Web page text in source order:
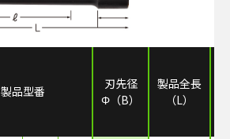
製品型番
刃先径
Φ（B）
製品全長
（L）